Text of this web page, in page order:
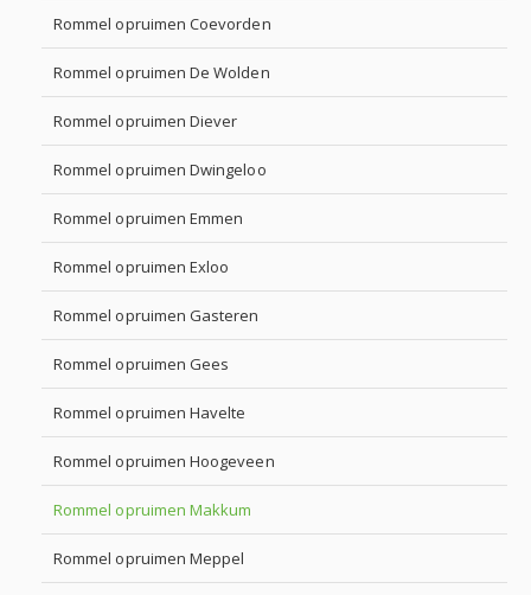
Rommel opruimen Coevorden
Rommel opruimen De Wolden
Rommel opruimen Diever
Rommel opruimen Dwingeloo
Rommel opruimen Emmen
Rommel opruimen Exloo
Rommel opruimen Gasteren
Rommel opruimen Gees
Rommel opruimen Havelte
Rommel opruimen Hoogeveen
Rommel opruimen Makkum
Rommel opruimen Meppel